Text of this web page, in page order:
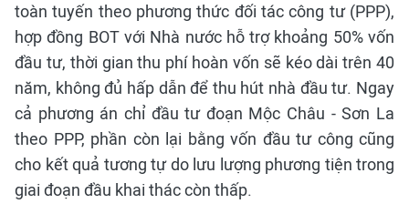
toàn tuyến theo phương thức đối tác công tư (PPP),
hợp đồng BOT với Nhà nước hỗ trợ khoảng 50% vốn
đầu tư, thời gian thu phí hoàn vốn sẽ kéo dài trên 40
năm, không đủ hấp dẫn để thu hút nhà đầu tư. Ngay
cả phương án chỉ đầu tư đoạn Mộc Châu - Sơn La
theo PPP, phần còn lại bằng vốn đầu tư công cũng
cho kết quả tương tự do lưu lượng phương tiện trong
giai đoạn đầu khai thác còn thấp.